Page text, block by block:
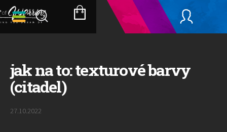
Přejít
na
obsah
NÁKUPNÍ
KOŠÍK
jak na to: texturové barvy
(citadel)
27.10.2022